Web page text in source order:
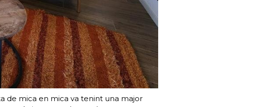
de mica en mica va tenint una major